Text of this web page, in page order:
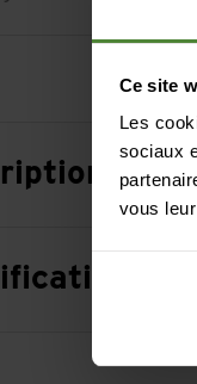
Ce site
Les
sociaux
vous